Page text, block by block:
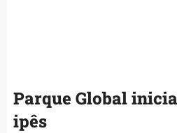
Parque Global
ipês